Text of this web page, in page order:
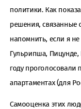
политики. Как
решения, связанные
напомнить, если я
Гульрипша,
году проголосовали
апартаментах (для
Самооценка этих